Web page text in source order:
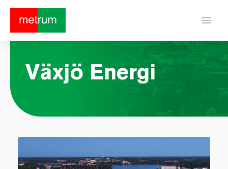
menu
Växjö Energi